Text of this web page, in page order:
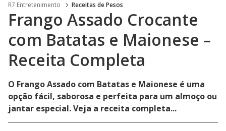
R7 Entretenimento Receitas de Pesos
Frango Assado Crocante
com Batatas e Maionese –
Receita Completa
O Frango Assado com Batatas e Maionese é uma
opção fácil, saborosa e perfeita para um almoço ou
jantar especial. Veja a receita completa...